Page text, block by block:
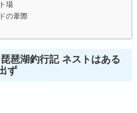
場
の葦際
琶湖釣行記 ネストはある
ず